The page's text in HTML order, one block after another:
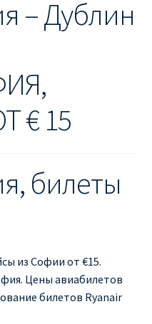
ПАРДУБИЦЕ,
– Дублин
€ 15
билеты
из Софии от €15.
Цены авиабилетов
билетов Ryanair